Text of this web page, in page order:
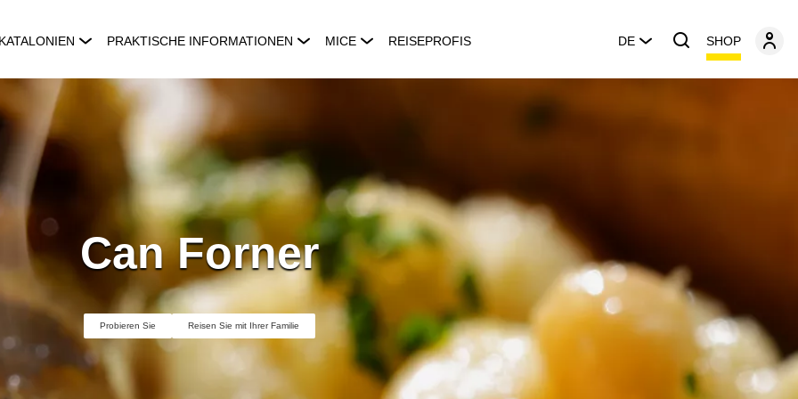
PRAKTISCHE INFORMATIONEN MICE REISEPROFIS DE SHOP
Can Forner
Probieren Sie Reisen Sie mit Ihrer Familie